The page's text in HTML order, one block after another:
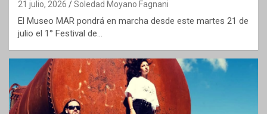
21 julio, 2026 Soledad Moyano Fagnani
El Museo MAR pondrá en marcha desde este martes 21 de
julio el 1° Festival de…